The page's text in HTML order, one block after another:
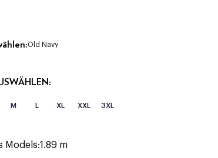
Old Navy
M L XL XXL 3XL
Models:1.89 m